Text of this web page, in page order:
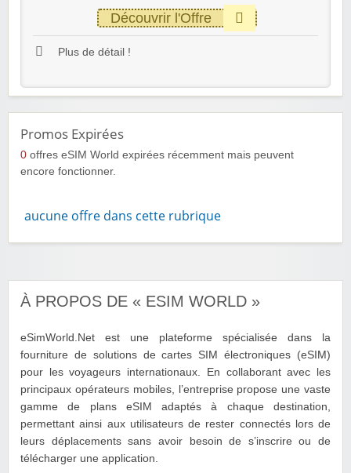
Découvrir l'Offre
Plus de détail !
Promos Expirées
0 offres eSIM World expirées récemment mais peuvent
encore fonctionner.
aucune offre dans cette rubrique
À PROPOS DE « ESIM WORLD »
eSimWorld.Net est une plateforme spécialisée dans la
fourniture de solutions de cartes SIM électroniques (eSIM)
pour les voyageurs internationaux. En collaborant avec les
principaux opérateurs mobiles, l’entreprise propose une vaste
gamme de plans eSIM adaptés à chaque destination,
permettant ainsi aux utilisateurs de rester connectés lors de
leurs déplacements sans avoir besoin de s’inscrire ou de
télécharger une application.